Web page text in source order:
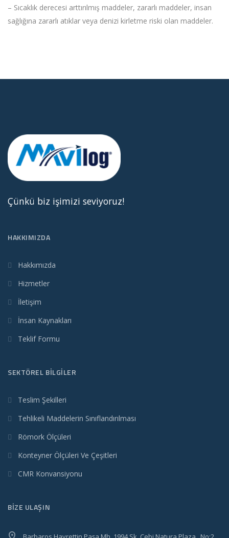
– Sıcaklık derecesi arttırılmış maddeler, zararlı maddeler, insan
sağlığına zararlı atıklar veya denizi kirletme riski olan maddeler.
Çünkü biz işimizi seviyoruz!
HAKKIMIZDA
Hakkımızda
Hizmetler
İletişim
İnsan Kaynakları
Teklif Formu
SEKTÖREL BİLGİLER
Teslim Şekilleri
Tehlikeli Maddelerin Sınıflandırılması
Römork Ölçüleri
Konteyner Ölçüleri Ve Çeşitleri
CMR Konvansiyonu
BİZE ULAŞIN